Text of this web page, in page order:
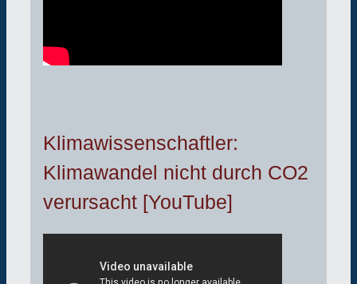
Klimawissenschaftler:
Klimawandel nicht durch CO2
verursacht [YouTube]